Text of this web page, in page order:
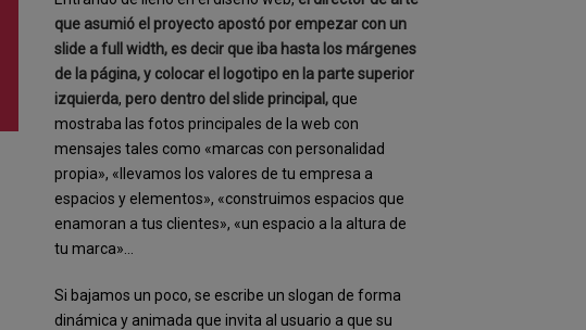
que asumió el proyecto apostó por empezar con un
slide a full width, es decir que iba hasta los márgenes
de la página, y colocar el logotipo en la parte superior
izquierda, pero dentro del slide principal, que
mostraba las fotos principales de la web con
mensajes tales como «marcas con personalidad
propia», «llevamos los valores de tu empresa a
espacios y elementos», «construimos espacios que
enamoran a tus clientes», «un espacio a la altura de
tu marca»…
Si bajamos un poco, se escribe un slogan de forma
dinámica y animada que invita al usuario a que su